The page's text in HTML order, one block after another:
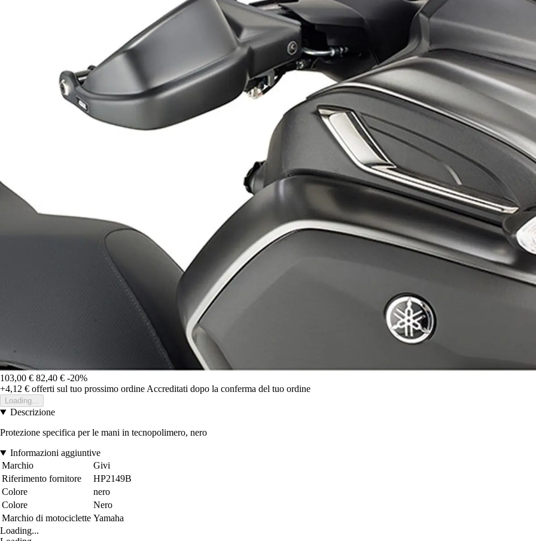
103,00 € 82,40 € -20%
+4,12 € offerti sul tuo prossimo ordine Accreditati dopo la conferma del tuo ordine
Loading...
Descrizione
Protezione specifica per le mani in tecnopolimero, nero
Informazioni aggiuntive
Marchio
Givi
Riferimento fornitore
HP2149B
Colore
nero
Colore
Nero
Marchio di motociclette Yamaha
Loading...